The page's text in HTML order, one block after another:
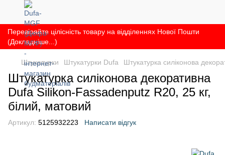
Перевіряйте цілісність товару на відділеннях Нової Пошти
(Докладніше...)
Штукатурки Штукатурки Dufa Штукатурка силіконова
Штукатурка силіконова декоративна
Dufa Silikon-Fassadenputz R20, 25 кг,
білий, матовий
Артикул: 5125932223 Написати відгук